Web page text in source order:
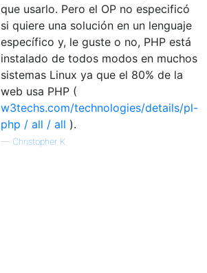
que usarlo. Pero el OP no especificó
si quiere una solución en un lenguaje
específico y, le guste o no, PHP está
instalado de todos modos en muchos
sistemas Linux ya que el 80% de la
web usa PHP (
w3techs.com/technologies/details/pl-
php / all / all ).
— Christopher K.